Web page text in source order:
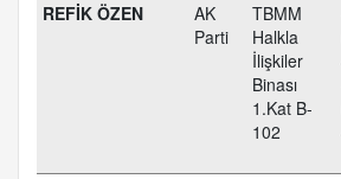
REFİK ÖZEN
AK
Parti
TBMM
Halkla
İlişkiler
Binası
1.Kat B-
102